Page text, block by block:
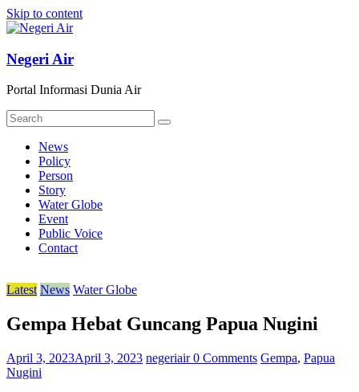
Skip to content
Negeri Air
Portal Informasi Dunia Air
News
Policy
Person
Story
Water Globe
Event
Public Voice
Contact
Latest News Water Globe
Gempa Hebat Guncang Papua Nugini
April 3, 2023April 3, 2023 negeriair0 Comments Gempa, Papua
Nugini